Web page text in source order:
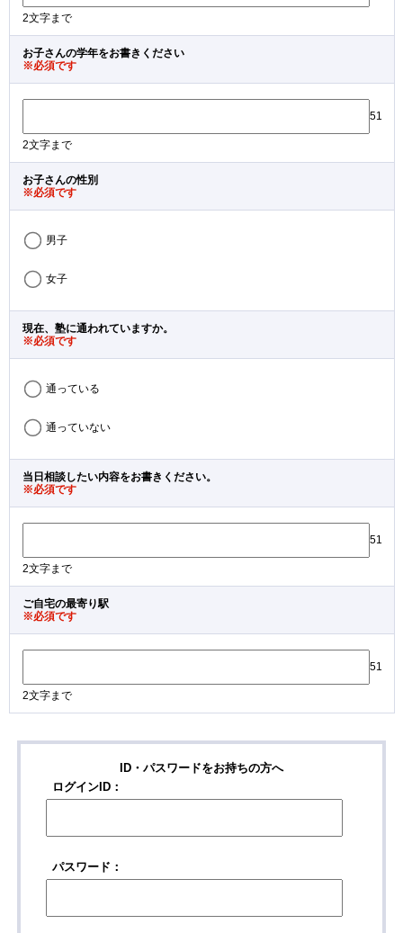
2文字まで
お子さんの学年をお書きください
※必須です
51
2文字まで
お子さんの性別
※必須です
男子
女子
現在、塾に通われていますか。
※必須です
通っている
通っていない
当日相談したい内容をお書きください。
※必須です
51
2文字まで
ご自宅の最寄り駅
※必須です
51
2文字まで
ID・パスワードをお持ちの方へ
ログインID：
パスワード：